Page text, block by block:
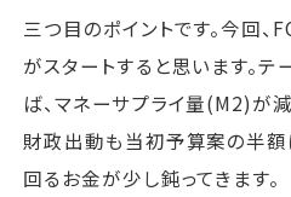
三つ目のポイントです。今回、
がスタートすると思います。
ば、マネーサプライ量(M2)が減
財政出動も当初予算案の半額
回るお金が少し鈍ってきます。